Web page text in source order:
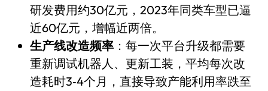
研发费用约30亿元，2023年同类车型已逼
近60亿元，增幅近两倍。
生产线改造频率：每一次平台升级都需要
重新调试机器人、更新工装，平均每次改
造耗时3‑4个月，直接导致产能利用率跌至